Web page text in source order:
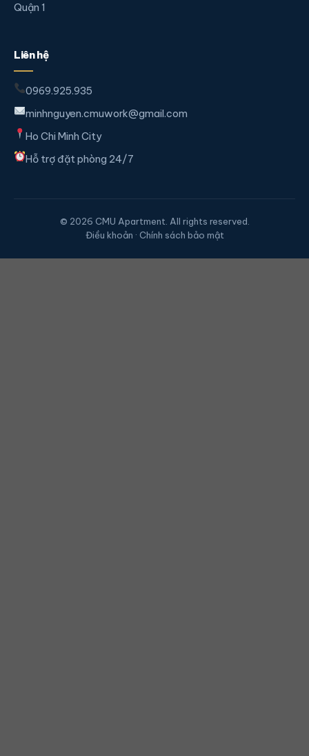
Quận 1
Liên hệ
0969.925.935
minhnguyen.cmuwork@gmail.com
Ho Chi Minh City
Hỗ trợ đặt phòng 24/7
© 2026 CMU Apartment. All rights reserved.
Điều khoản · Chính sách bảo mật